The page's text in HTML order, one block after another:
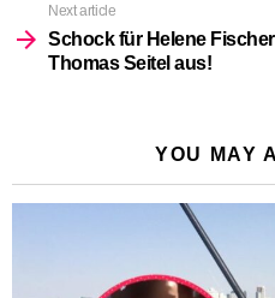
Next article
Schock für Helene
Thomas Seitel aus!
YOU MAY